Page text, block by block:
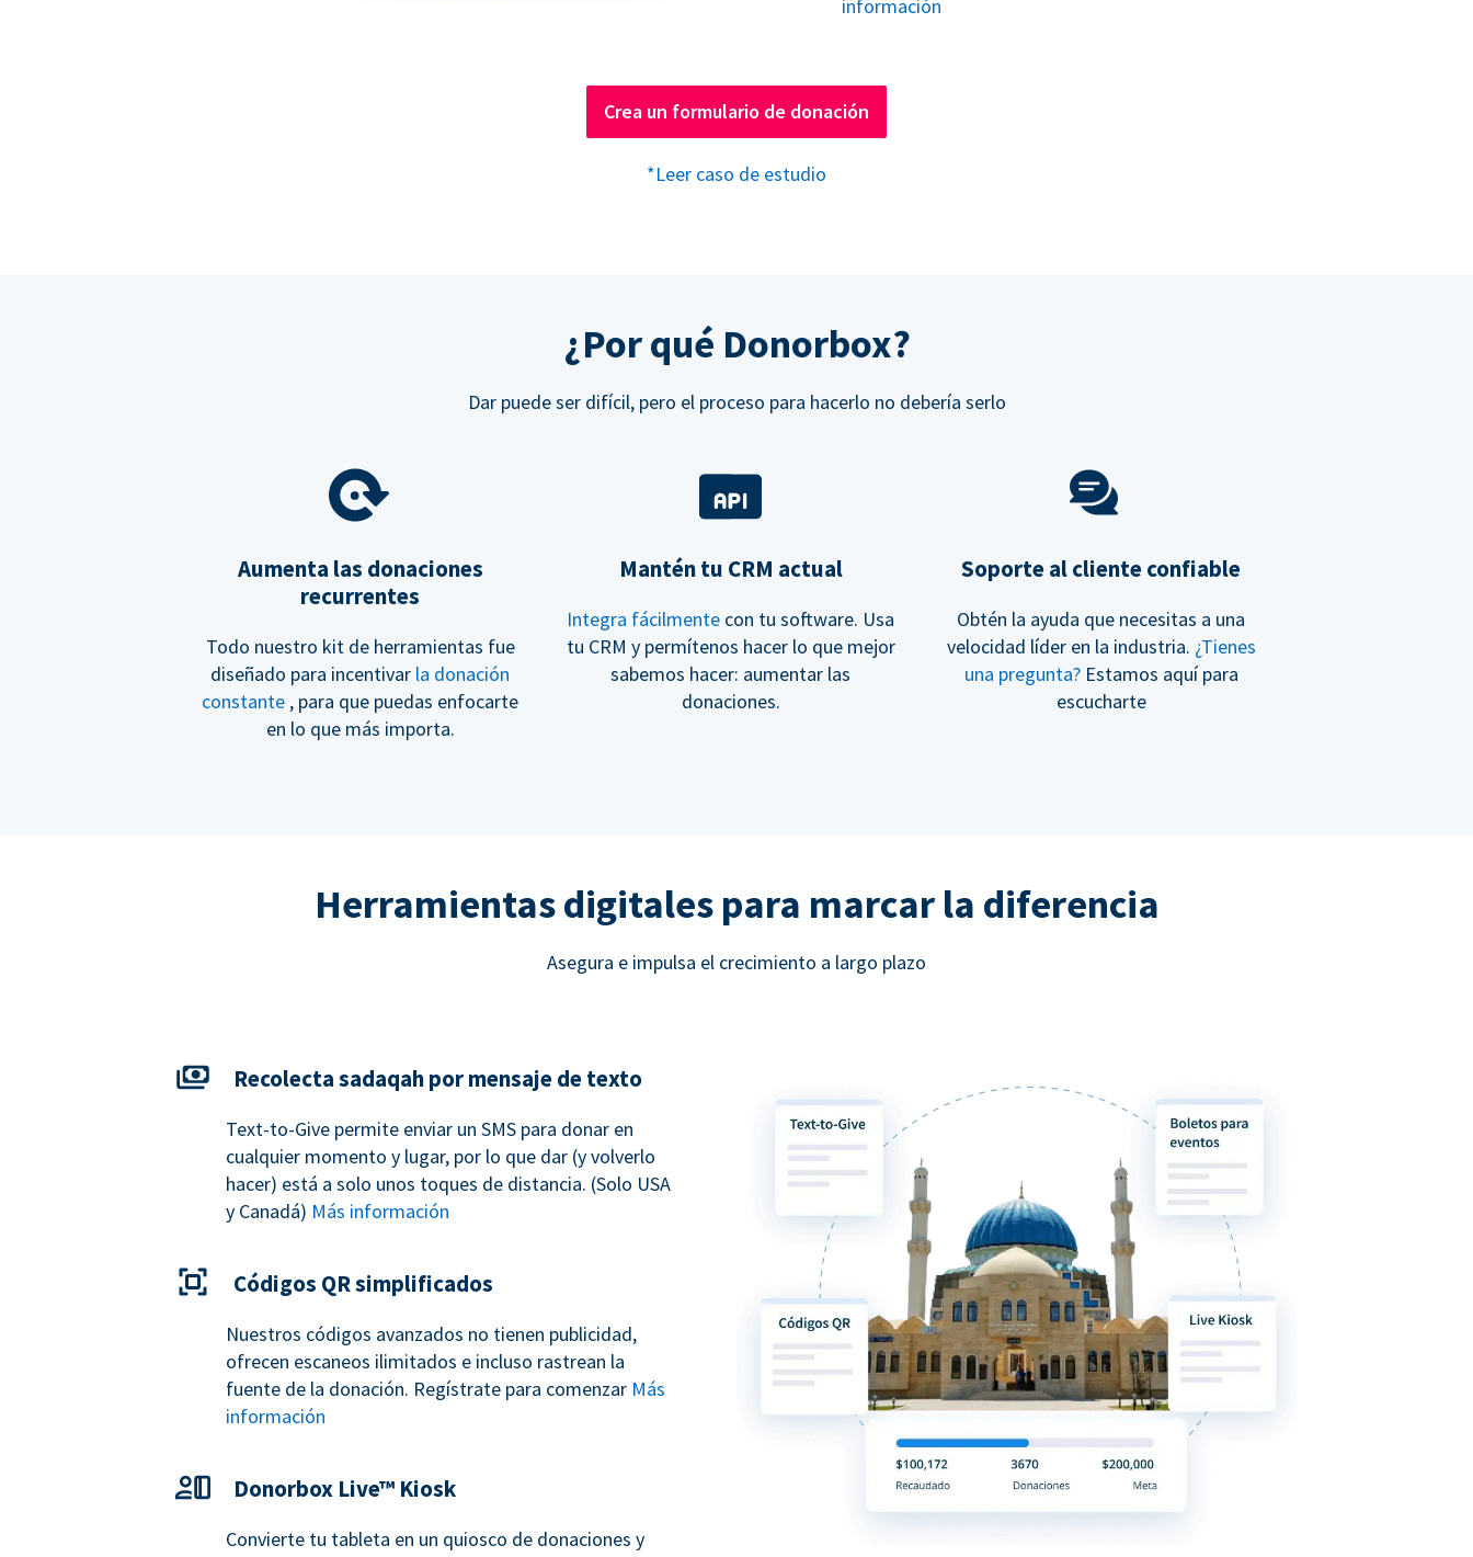
información
Crea un formulario de donación
*Leer caso de estudio
¿Por qué Donorbox?
Dar puede ser difícil, pero el proceso para hacerlo no debería serlo
Aumenta las donaciones
recurrentes
Todo nuestro kit de herramientas fue
diseñado para incentivar la donación
constante , para que puedas enfocarte
en lo que más importa.
Mantén tu CRM actual
Integra fácilmente con tu software. Usa
tu CRM y permítenos hacer lo que mejor
sabemos hacer: aumentar las
donaciones.
Soporte al cliente confiable
Obtén la ayuda que necesitas a una
velocidad líder en la industria. ¿Tienes
una pregunta?Estamos aquí para
escucharte
Herramientas digitales para marcar la diferencia
Asegura e impulsa el crecimiento a largo plazo
Recolecta sadaqah por mensaje de texto
Text-to-Give permite enviar un SMS para donar en
cualquier momento y lugar, por lo que dar (y volverlo
hacer) está a solo unos toques de distancia. (Solo USA
y Canadá) Más información
Códigos QR simplificados
Nuestros códigos avanzados no tienen publicidad,
ofrecen escaneos ilimitados e incluso rastrean la
fuente de la donación. Regístrate para comenzar Más
información
Donorbox Live™ Kiosk
Convierte tu tableta en un quiosco de donaciones y